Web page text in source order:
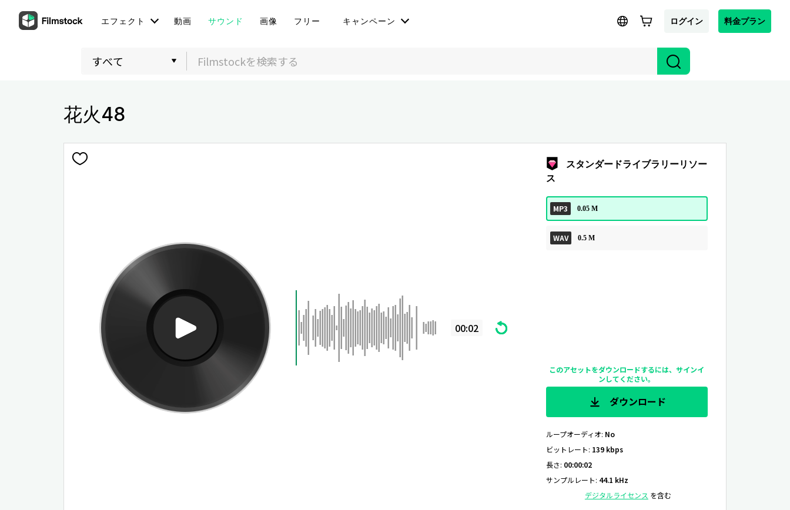
エフェクト 動画 サウンド 画像 フリー キャンペーン ログイン 料金プラン
花火48
00:02
スタンダードライブラリーリソー
ス
MP3 0.05 M
WAV 0.5 M
このアセットをダウンロードするには、サインイ
ンしてください。
ダウンロード
ループオーディオ: No
ビットレート: 139 kbps
長さ: 00:00:02
サンプルレート: 44.1 kHz
デジタルライセンス を含む